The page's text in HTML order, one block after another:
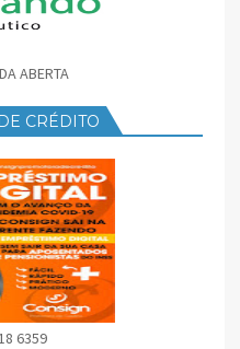
ABERTA
CRÉDITO
6359